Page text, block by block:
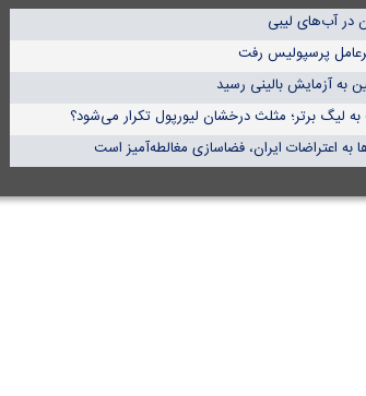
در آب‌های لیبی
پرسپولیس رفت
به آزمایش بالینی رسید
به لیگ برتر؛ مثلث درخشان لیورپول تکرار می‌شود؟
به اعتراضات ایران، فضاسازی مغالطه‌آمیز است